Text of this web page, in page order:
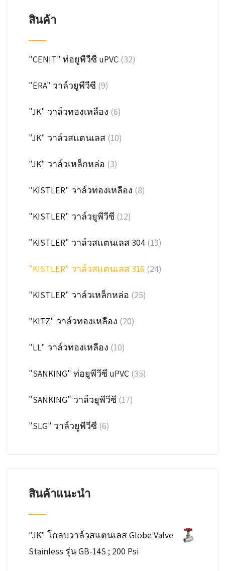
สินค้า
"CENIT" ท่อยูพีวีซี uPVC (32)
"ERA" วาล์วยูพีวีซี (9)
"JK" วาล์วทองเหลือง (6)
"JK" วาล์วสแตนเลส (10)
"JK" วาล์วเหล็กหล่อ (3)
"KISTLER" วาล์วทองเหลือง (8)
"KISTLER" วาล์วยูพีวีซี (12)
"KISTLER" วาล์วสแตนเลส 304 (19)
"KISTLER" วาล์วสแตนเลส 316 (24)
"KISTLER" วาล์วเหล็กหล่อ (25)
"KITZ" วาล์วทองเหลือง (20)
"LL" วาล์วทองเหลือง (10)
"SANKING" ท่อยูพีวีซี uPVC (35)
"SANKING" วาล์วยูพีวีซี (17)
"SLG" วาล์วยูพีวีซี (6)
สินค้าแนะนำ
"JK" โกลบวาล์วสแตนเลส Globe Valve
Stainless รุ่น GB-14S ; 200 Psi